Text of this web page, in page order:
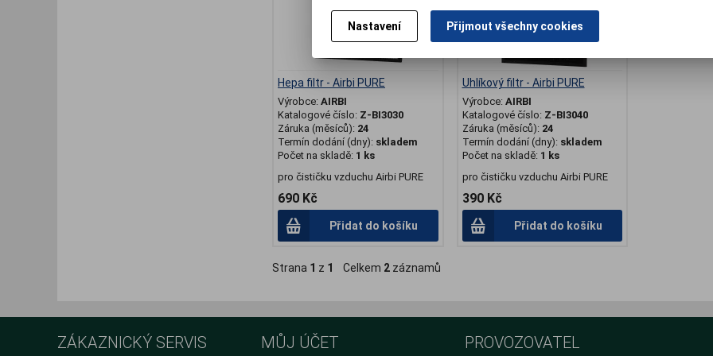
Hepa filtr - Airbi PURE
Výrobce: AIRBI
Katalogové číslo: Z-BI3030
Záruka (měsíců): 24
Termín dodání (dny): skladem
Počet na skladě: 1 ks
pro čističku vzduchu Airbi PURE
690 Kč
Přidat do košíku
Uhlíkový filtr - Airbi PURE
Výrobce: AIRBI
Katalogové číslo: Z-BI3040
Záruka (měsíců): 24
Termín dodání (dny): skladem
Počet na skladě: 1 ks
pro čističku vzduchu Airbi PURE
390 Kč
Přidat do košíku
Strana 1 z 1 Celkem 2 záznamů
ZÁKAZNICKÝ SERVIS MŮJ ÚČET PROVOZOVATEL
Nastavení Přijmout všechny cookies